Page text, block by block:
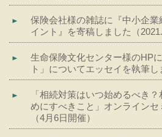
保険会社様の雑誌に『中小企
イント』を寄稿しました（
生命保険文化センター様のHP
ト」についてエッセイを執筆
「相続対策はいつ始めるべき
めにすべきこと」オンラインセ
（4月6日開催）